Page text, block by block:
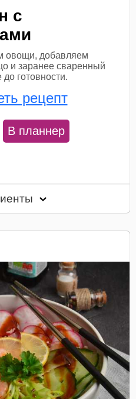
с
овощи, добавляем
и заранее сваренный
готовности.
рецепт
В планнер